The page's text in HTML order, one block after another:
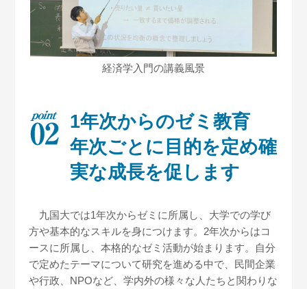
経済学入門の講義風景
1年次からのゼミ教育
年次ごとに目的を定め確
実な成長を促します
九国大では1年次からゼミに所属し、大学での学び
方や基本的なスキルを身につけます。2年次からはコ
ースに所属し、本格的なゼミ活動が始まります。自分
で定めたテーマについて研究を進める中で、民間企業
や行政、NPOなど、学内外の様々な人たちと関わりな